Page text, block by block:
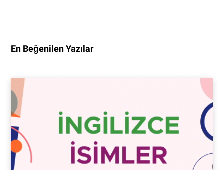
En Beğenilen Yazılar